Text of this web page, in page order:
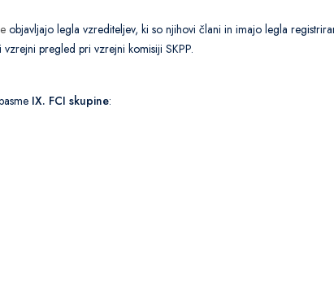
objavljajo legla vzrediteljev, ki so njihovi člani in imajo legla
pregled pri vzrejni komisiji SKPP.
IX. FCI skupine: